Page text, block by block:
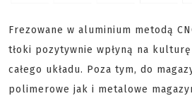
Frezowane w aluminium metodą
tłoki pozytywnie wpłyną na
całego układu. Poza tym, do
polimerowe jak i metalowe